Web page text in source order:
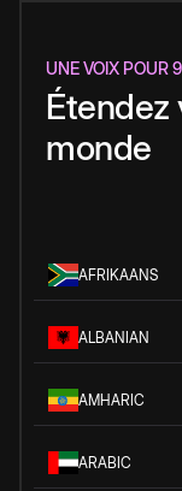
UNE VOIX POUR
Étendez
monde
AFRIKAANS
ALBANIAN
AMHARIC
ARABIC